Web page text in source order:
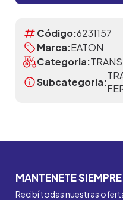
Código:6231157
Marca:EATON
Categoria:
Subcategoria:
MANTENETE
Recibí todas nuestras